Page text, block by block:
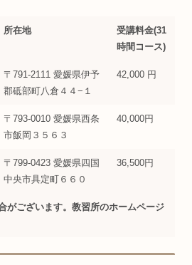
所在地
受講料金(31
時間コース)
〒791-2111 愛媛県伊予
郡砥部町八倉４４−１
42,000 円
〒793-0010 愛媛県西条
市飯岡３５６３
40,000円
〒799-0423 愛媛県四国
中央市具定町６６０
36,500円
がございます。教習所のホームページ